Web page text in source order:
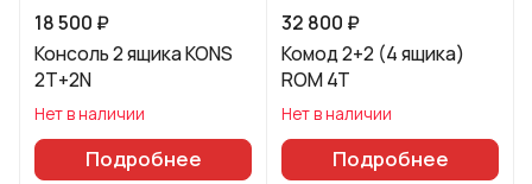
18 500 ₽
Консоль 2 ящика KONS
2T+2N
Нет в наличии
Подробнее
32 800 ₽
Комод 2+2 (4 ящика)
ROM 4T
Нет в наличии
Подробнее